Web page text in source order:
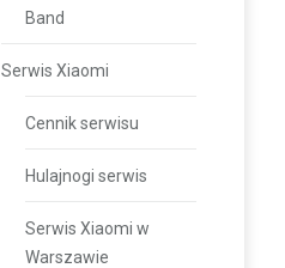
Band
Serwis Xiaomi
Cennik serwisu
Hulajnogi serwis
Serwis Xiaomi w
Warszawie